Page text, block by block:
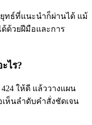
ทธ์ที่แนะนำก็ผ่านได้ แม้
ด้วยฝีมือและการ
ไร?
ให้ดี แล้ววางแผน
ห็นลำดับคำสั่งชัดเจน